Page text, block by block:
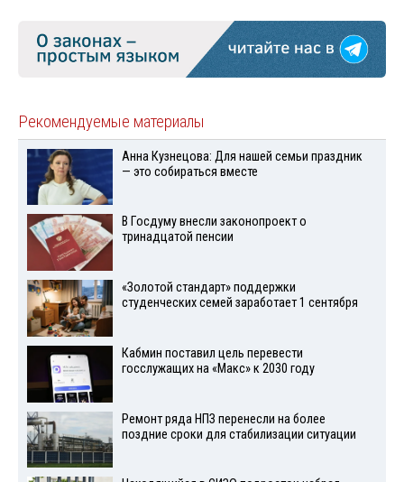
Рекомендуемые материалы
Анна Кузнецова: Для нашей семьи праздник
— это собираться вместе
В Госдуму внесли законопроект о
тринадцатой пенсии
«Золотой стандарт» поддержки
студенческих семей заработает 1 сентября
Кабмин поставил цель перевести
госслужащих на «Макс» к 2030 году
Ремонт ряда НПЗ перенесли на более
поздние сроки для стабилизации ситуации